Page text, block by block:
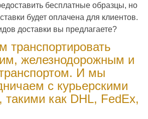
бесплатные образцы, но
будет оплачена для клиентов.
доставки вы предлагаете?
железнодорожным и
И мы
с курьерскими
как DHL, FedEx,